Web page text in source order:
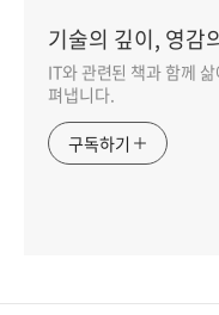
기술의 깊이, 영감
IT와 관련된 책과 함께
펴냅니다.
구독하기